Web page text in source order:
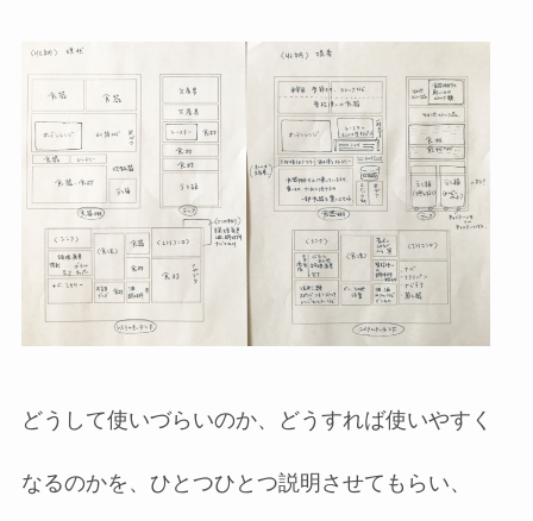
どうして使いづらいのか、どうすれば使いやすく
なるのかを、ひとつひとつ説明させてもらい、